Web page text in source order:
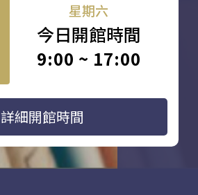
星期六
今日開館時間
9:00 ~ 17:00
詳細開館時間